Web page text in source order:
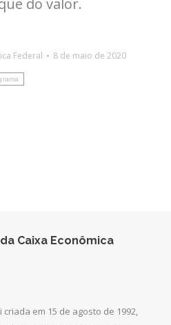
Federal
8 de maio de 2020
Caixa Econômica
criada em 15 de agosto de 1992,